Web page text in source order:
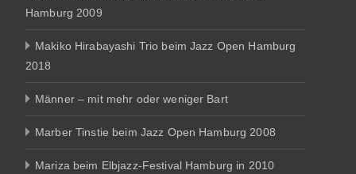
Hamburg 2009
Makiko Hirabayashi Trio beim Jazz Open Hamburg
2018
Männer – mit mehr oder weniger Bart
Marber Tinstie beim Jazz Open Hamburg 2008
Mariza beim Elbjazz-Festival Hamburg in 2010